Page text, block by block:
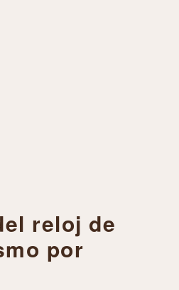
reloj de
por